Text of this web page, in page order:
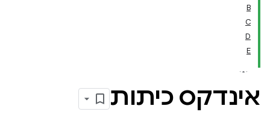
B
C
D
E
אינדקס כיתות